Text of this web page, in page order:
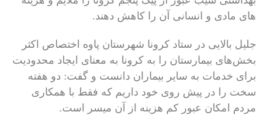
های مادی و انسانی آن را کاهش دهند.
جلیل بالایی در ستاد کرونا شهرستان پاوه اختصاص اکثر
بخش‌های بیمارستان را به کرونا به معنای ایجاد محدودیت
برای خدمات به سایر بیماران دانست و گفت: دو هفته
سخت را در پیش روی خود داریم که فقط با همکاری
مردم امکان عبور کم هزینه از آن میسر است.